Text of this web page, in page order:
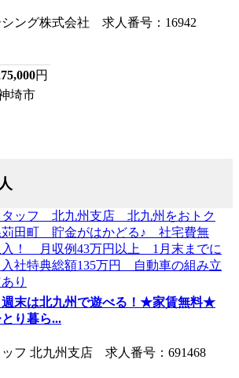
シング株式会社 求人番号：16942
円
埼市
週末は北九州で遊べる！★家賃無料★
り暮ら...
フ 北九州支店 求人番号：691468